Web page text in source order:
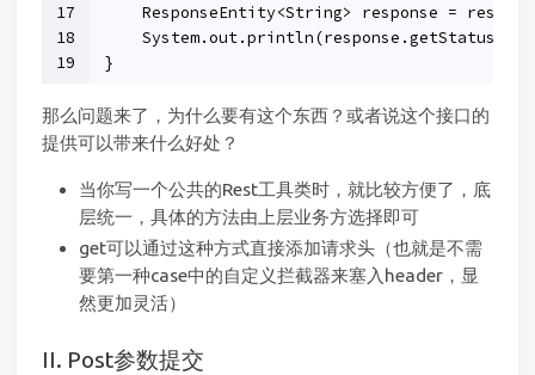
17
18
19
ResponseEntity<String> response =
}
那么问题来了，为什么要有这个东西？或者说这个接口的
提供可以带来什么好处？
当你写一个公共的Rest工具类时，就比较方便了，底
层统一，具体的方法由上层业务方选择即可
get可以通过这种方式直接添加请求头（也就是不需
要第一种case中的自定义拦截器来塞入header，显
然更加灵活）
II. Post参数提交